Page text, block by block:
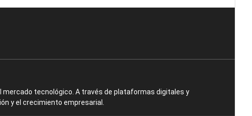
mercado tecnológico. A través de plataformas digitales y
y el crecimiento empresarial.